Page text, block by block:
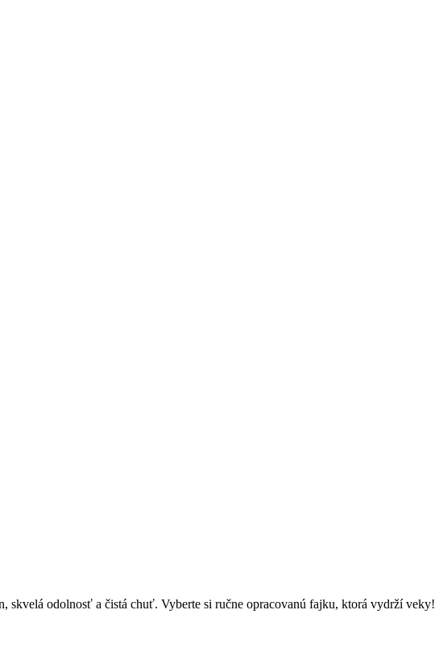
skvelá odolnosť a čistá chuť. Vyberte si ručne opracovanú fajku, ktorá vydrží veky!